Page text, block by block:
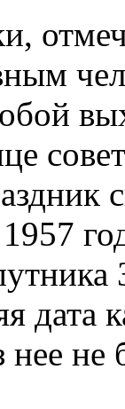
дата
нее